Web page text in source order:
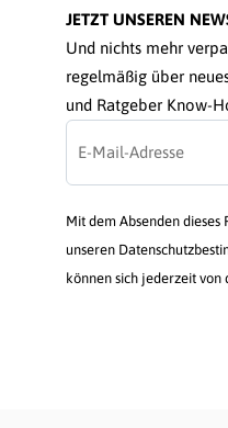
JETZT UNSEREN
Und nichts mehr
regelmäßig über
und Ratgeber Know-
Mit dem Absenden
unseren
können sich jederzeit